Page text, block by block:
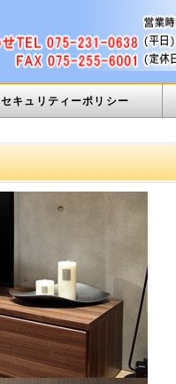
セキュリティーポリシー